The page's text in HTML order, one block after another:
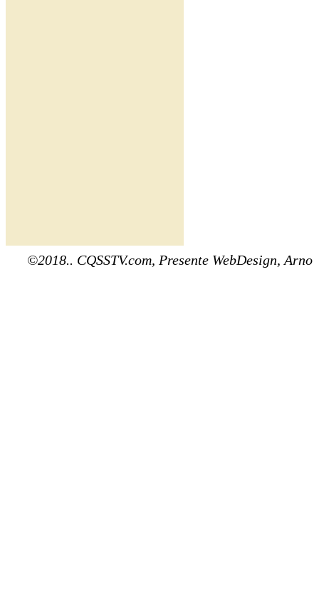
©2018.. CQSSTV.com, Presente WebDesign, Arno